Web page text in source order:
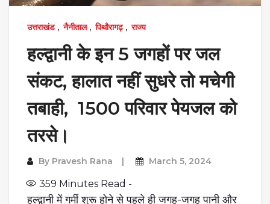
उत्तराखंड, नैनीताल, पिथौरागढ़, राज्य
हल्द्वानी के इन 5 जगहों पर जल
संकट, हालात नहीं सुधरे तो मचेगी
तबाही, 1500 परिवार पेयजल को
तरसे।
By Pravesh Rana March 5, 2024
359 Minutes Read -
हल्द्वानी में गर्मी शुरू होने से पहले ही जगह-जगह पानी और